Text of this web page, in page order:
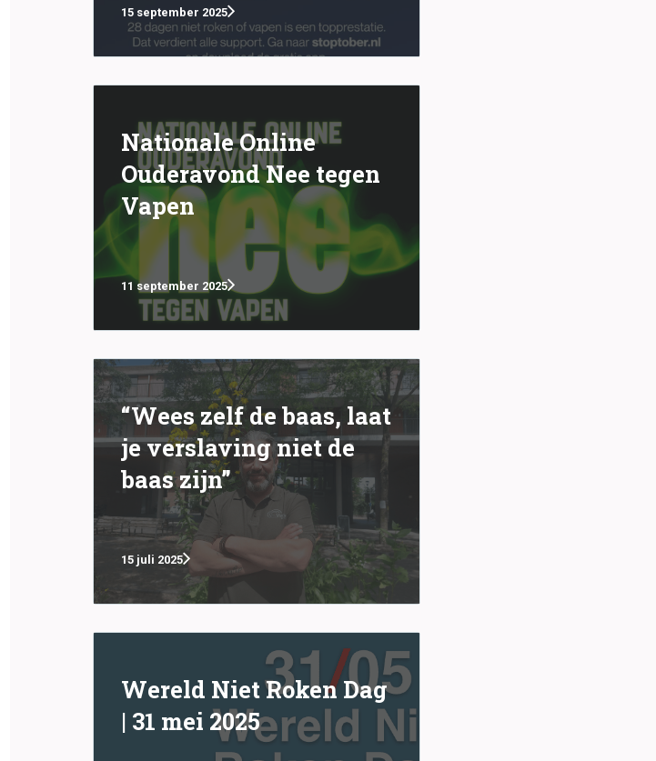
15 september 2025
Nationale Online
Ouderavond Nee tegen
Vapen
11 september 2025
“Wees zelf de baas, laat
je verslaving niet de
baas zijn”
15 juli 2025
Wereld Niet Roken Dag
| 31 mei 2025